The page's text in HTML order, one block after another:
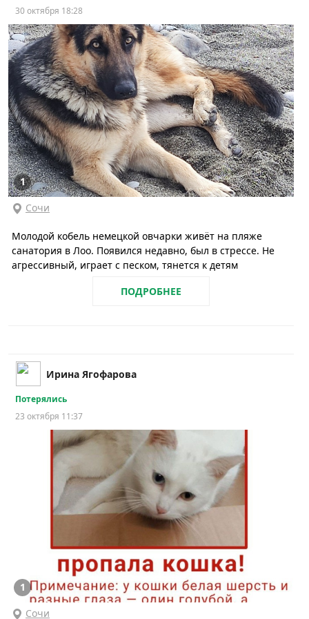
30 октября 18:28
1
Сочи
Молодой кобель немецкой овчарки живёт на пляже
санатория в Лоо. Появился недавно, был в стрессе. Не
агрессивный, играет с песком, тянется к детям
ПОДРОБНЕЕ
Ирина Ягофарова
Потерялись
23 октября 11:37
1
Сочи